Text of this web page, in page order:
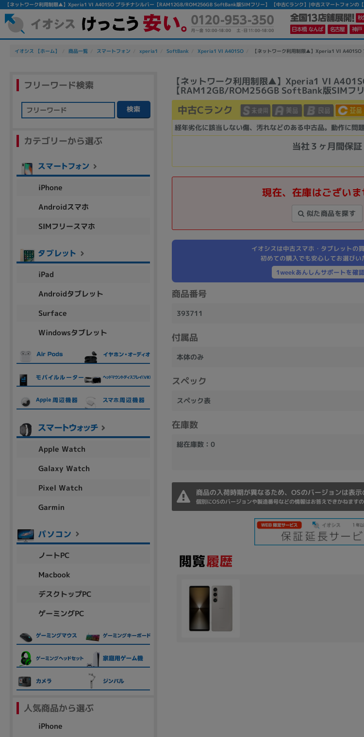
【ネットワーク利用制限▲】Xperia1 VI A401SO プラチナシルバー【RAM12GB/ROM256GB SoftBank版SIMフリー】 【中古Cランク】|中古スマートフォンの【
イオシス 【ホーム】 商品一覧 スマートフォン xperia1 SoftBank Xperia1 VI A401SO 【ネットワーク利用制限▲】Xperia1 VI
【ネットワーク利用制限▲】Xperia1 VI
【RAM12GB/ROM256GB SoftBank版SIMフリ
中古Cランク
経年劣化に該当しない傷、汚れなどのある中古品。動作に問
当社３ヶ月間保証
現在、在庫はございま
似た商品を探す
イオシスは中古スマホ・タブレットの
初めての購入でも安心してお選びい
1weekあんしんサポートを確
商品番号
393711
付属品
本体のみ
スペック
スペック表
在庫数
総在庫数：0
商品の入荷時期が異なるため、OSのバージョンは表示
個別にOSのバージョンや製造番号などの情報はお答えできかねますの
フリーワード検索
検索
カテゴリーから選ぶ
iPhone
Androidスマホ
SIMフリースマホ
iPad
Androidタブレット
Surface
Windowsタブレット
Apple Watch
Galaxy Watch
Pixel Watch
Garmin
ノートPC
Macbook
デスクトップPC
ゲーミングPC
人気商品から選ぶ
iPhone
かんたんパソコン検索に切り替える
除外ワード
人気の検索ワード：Let's note EliteBook
カテゴリー
ノートPC デス
商品シリーズ名・ブランド名の絞り込み。
Thinkpad VAIO
aspire Inspiron
メーカー
Apple SONY
Asus HP
商品の搭載機能による絞り込み
Webカメラ内蔵
ランク
商品状態の絞り込み
新品/未使用 中古 新品 Aランク
その他
メモリ
~
容量
~
モニタサイズ
円 ～
各項目のチェックボックスは「or検索」となります。